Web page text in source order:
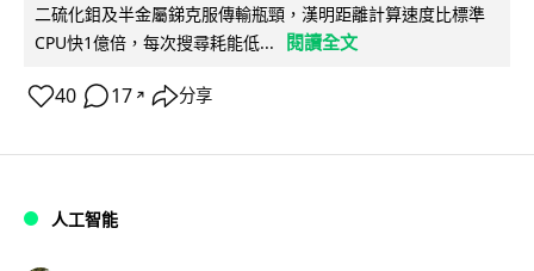
二硫化鉬及半金屬銻克服傳輸瓶頸，漢明距離計算速度比標準
CPU快1億倍，每次搜尋耗能低...
閱讀全文
40 17 ↗ 分享
人工智能